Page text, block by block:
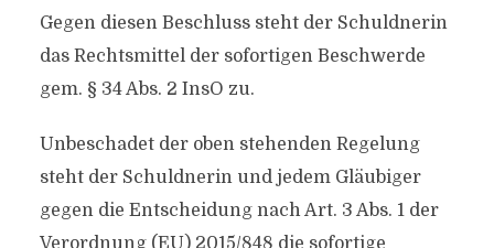
Gegen diesen Beschluss steht der Schuldnerin
das Rechtsmittel der sofortigen Beschwerde
gem. § 34 Abs. 2 InsO zu.
Unbeschadet der oben stehenden Regelung
steht der Schuldnerin und jedem Gläubiger
gegen die Entscheidung nach Art. 3 Abs. 1 der
Verordnung (EU) 2015/848 die sofortige